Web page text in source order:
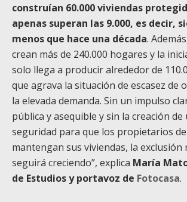
construían 60.000 viviendas
apenas superan las 9.000, es decir,
menos que hace una década.
crean más de 240.000 hogares y la
solo llega a producir alrededor de
que agrava la situación de escasez de
la elevada demanda. Sin un impulso
pública y asequible y sin la creación de
seguridad para que los propietarios
mantengan sus viviendas, la exclusión
seguirá creciendo”, explica María
de Estudios y portavoz de Fotocasa.